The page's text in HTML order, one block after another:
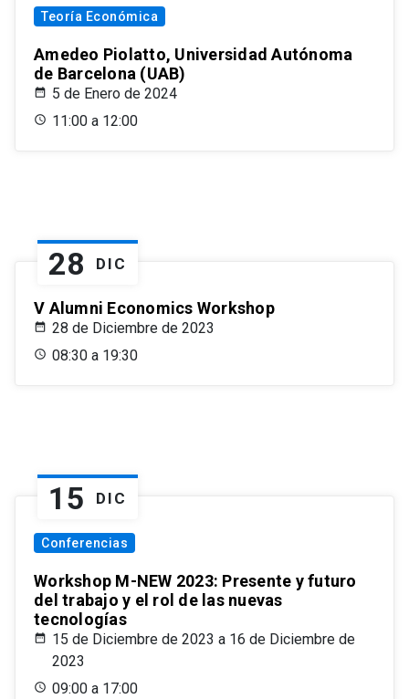
Teoría Económica
Amedeo Piolatto, Universidad Autónoma
de Barcelona (UAB)
5 de Enero de 2024
11:00 a 12:00
28 DIC
V Alumni Economics Workshop
28 de Diciembre de 2023
08:30 a 19:30
15 DIC
Conferencias
Workshop M-NEW 2023: Presente y futuro
del trabajo y el rol de las nuevas
tecnologías
15 de Diciembre de 2023 a 16 de Diciembre de
2023
09:00 a 17:00